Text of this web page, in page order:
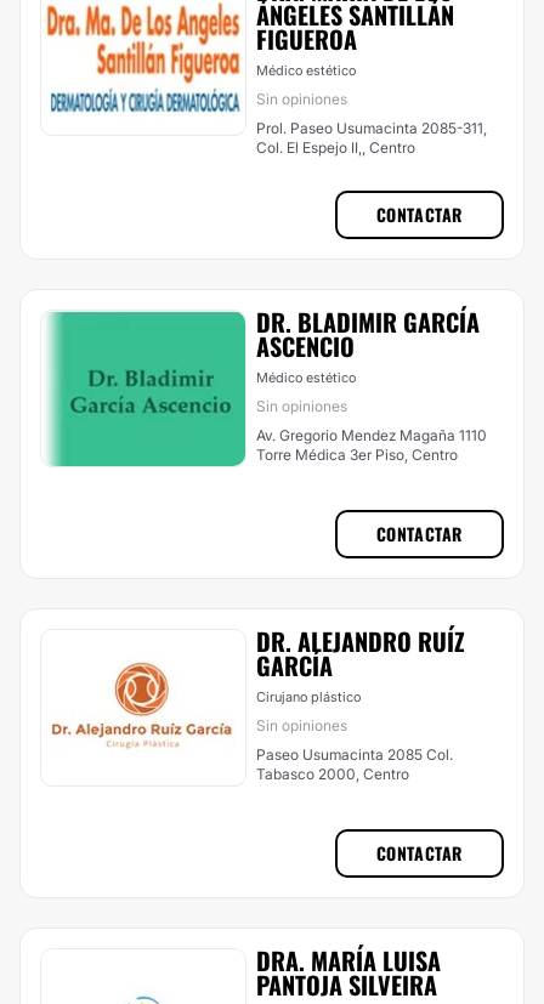
ÁNGELES SANTILLÁN
FIGUEROA
Médico estético
Sin opiniones
Prol. Paseo Usumacinta 2085-311,
Col. El Espejo II,, Centro
CONTACTAR
DR. BLADIMIR GARCÍA
ASCENCIO
Médico estético
Sin opiniones
Av. Gregorio Mendez Magaña 1110
Torre Médica 3er Piso, Centro
CONTACTAR
DR. ALEJANDRO RUÍZ
GARCÍA
Cirujano plástico
Sin opiniones
Paseo Usumacinta 2085 Col.
Tabasco 2000, Centro
CONTACTAR
DRA. MARÍA LUISA
PANTOJA SILVEIRA